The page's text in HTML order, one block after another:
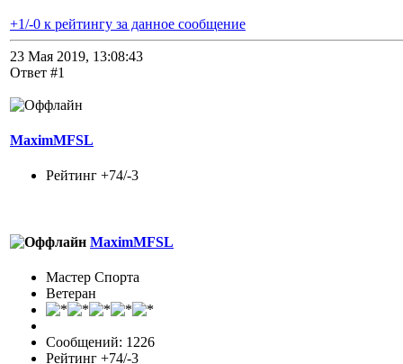
+1/-0 к рейтингу за данное сообщение
23 Мая 2019, 13:08:43
Ответ #1
MaximMFSL
Рейтинг +74/-3
MaximMFSL
Мастер Спорта
Ветеран
Сообщений: 1226
Рейтинг +74/-3